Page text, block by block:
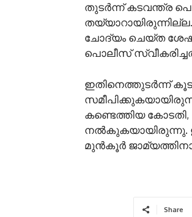
തുടർന്ന് കടവന്ത്ര
ചോദ്യം ചെയ്ത
പൊലീസ്
ഇതിനെത്തുടർന്ന്
കണ്ടെത്തിയ
നൽകുകയായിരുന്നു.
മുൻകൂർ
Share